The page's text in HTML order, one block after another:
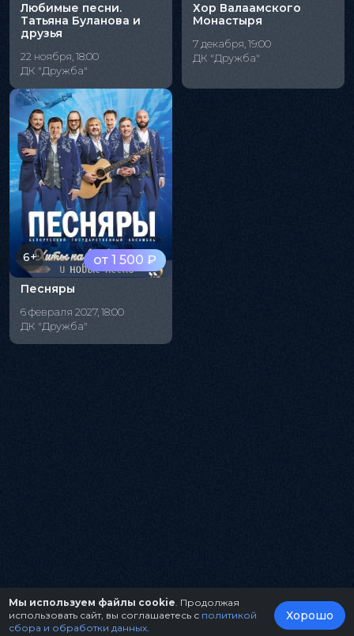
Любимые песни.
Татьяна Буланова и
друзья
22 ноября, 18:00
ДК "Дружба"
Хор Валаамского
Монастыря
7 декабря, 19:00
ДК "Дружба"
от 1 500 ₽
6+
Песняры
6 февраля 2027, 18:00
ДК "Дружба"
Мы используем файлы cookie . Продолжая
использовать сайт, вы соглашаетесь с политикой
сбора и обработки данных
Хорошо